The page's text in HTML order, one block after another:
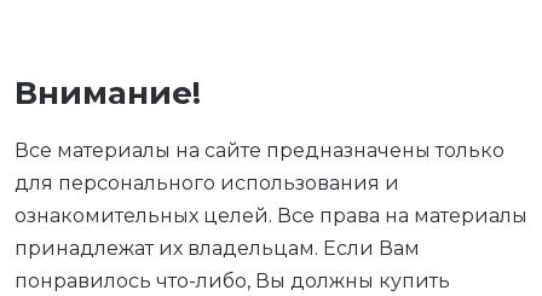
Внимание!
Все материалы на сайте предназначены только
для персонального использования и
ознакомительных целей. Все права на материалы
принадлежат их владельцам. Если Вам
понравилось что-либо, Вы должны купить